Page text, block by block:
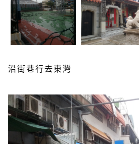
沿街巷行去東灣